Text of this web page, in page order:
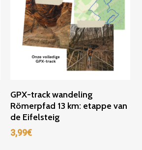
Ajouter Au Panier
GPX-track wandeling
Römerpfad 13 km: etappe van
de Eifelsteig
3,99€